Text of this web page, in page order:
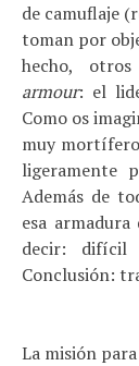
de camuflaje
toman por
hecho,
armour: el
Como os
muy
ligeramente
Además de
esa
decir:
Conclusión:
La misión